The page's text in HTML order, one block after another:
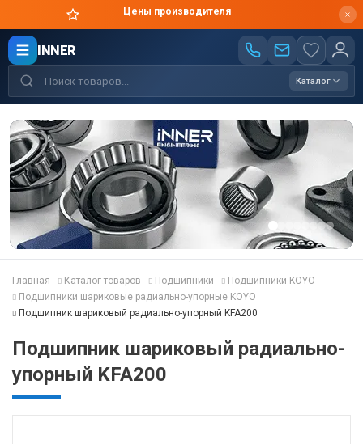
Цены производителя
INNER
Каталог
Главная Каталог товаров Подшипники
Подшипники KOYO
Подшипники шариковые радиально-упорные KOYO
Подшипник шариковый радиально-упорный KFA200
Подшипник шариковый радиально-
упорный KFA200